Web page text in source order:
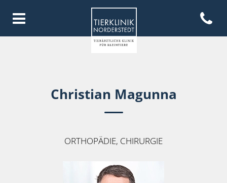
Homepage Tierklinik
Open
Christian Magunna
ORTHOPÄDIE, CHIRURGIE